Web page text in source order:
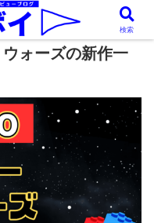
ウォーズの新作一
検索